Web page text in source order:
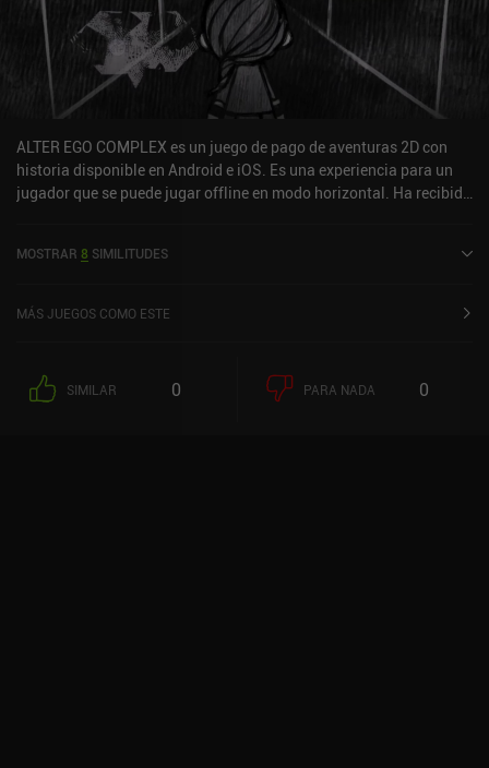
experiencia profundamente envolvente. Si, como yo, aprecias la
calidad narrativa, te recomiendo que le eches un vistazo. Inua es
un juego premium que cuesta 3,99 $ en Android y 4,99 $ en iOS. No
tiene anuncios ni iAP.
ALTER EGO COMPLEX es un juego de pago de aventuras 2D con
historia disponible en Android e iOS. Es una experiencia para un
jugador que se puede jugar offline en modo horizontal. Ha recibido
actual de 4,7 sobre 5,0 en Google Play y de 4,8 sobre 5,0 en la App
MOSTRAR 8 SIMILITUDES
MÁS JUEGOS COMO ESTE
SIMILAR 0 PARA NADA 0